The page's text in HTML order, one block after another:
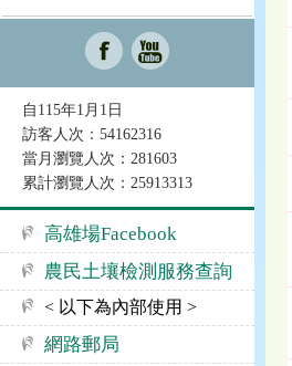
自115年1月1日
訪客人次：54162316
當月瀏覽人次：281603
累計瀏覽人次：25913313
高雄場Facebook
農民土壤檢測服務查詢
< 以下為內部使用 >
網路郵局